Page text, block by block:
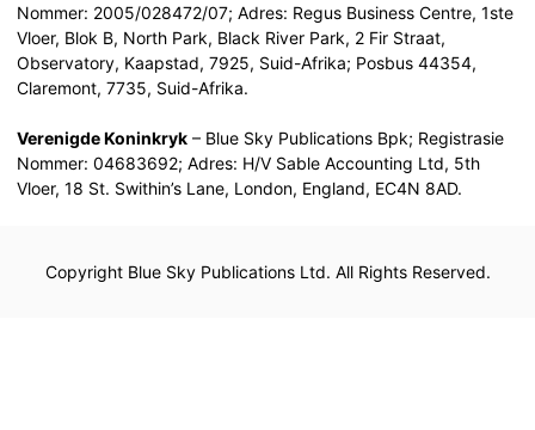
Nommer: 2005/028472/07; Adres: Regus Business Centre, 1ste
Vloer, Blok B, North Park, Black River Park, 2 Fir Straat,
Observatory, Kaapstad, 7925, Suid-Afrika; Posbus 44354,
Claremont, 7735, Suid-Afrika.
Verenigde Koninkryk – Blue Sky Publications Bpk; Registrasie
Nommer: 04683692; Adres: H/V Sable Accounting Ltd, 5th
Vloer, 18 St. Swithin’s Lane, London, England, EC4N 8AD.
Copyright Blue Sky Publications Ltd. All Rights Reserved.